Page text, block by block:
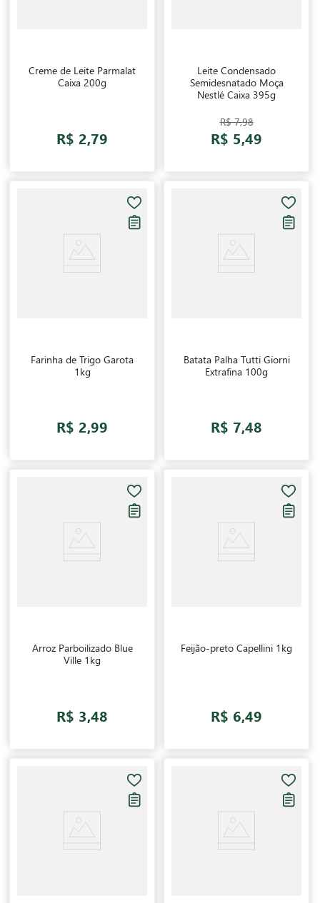
Creme de Leite Parmalat
Caixa 200g
R$ 2,79
Leite Condensado
Semidesnatado Moça
Nestlé Caixa 395g
R$ 7,98
R$ 5,49
Farinha de Trigo Garota
1kg
R$ 2,99
Batata Palha Tutti Giorni
Extrafina 100g
R$ 7,48
Arroz Parboilizado Blue
Ville 1kg
R$ 3,48
Feijão-preto Capellini 1kg
R$ 6,49